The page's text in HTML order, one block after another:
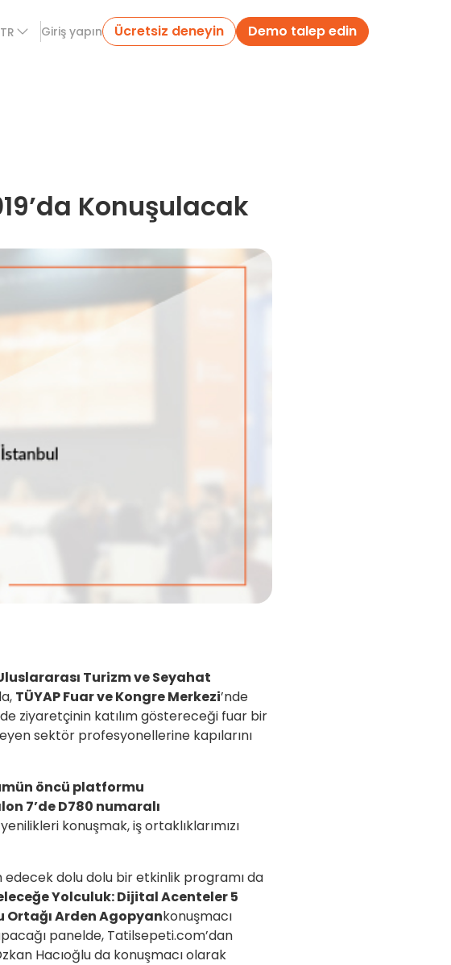
TR Giriş yapın Ücretsiz deneyin Demo talep edin
Konuşulacak
Turizm ve Seyahat
TÜYAP Fuar ve Kongre Merkezi’nde
ziyaretçinin katılım göstereceği fuar bir
sektör profesyonellerine kapılarını
öncü platformu
7’de D780 numaralı
konuşmak, iş ortaklıklarımızı
dolu dolu bir etkinlik programı da
Yolculuk: Dijital Acenteler 5
Ortağı Arden Agopyankonuşmacı
panelde, Tatilsepeti.com’dan
Hacıoğlu da konuşmacı olarak